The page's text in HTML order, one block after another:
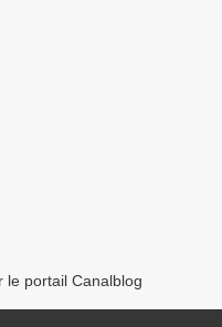
le portail Canalblog